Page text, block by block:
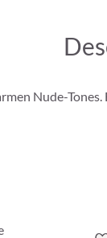
Nude-